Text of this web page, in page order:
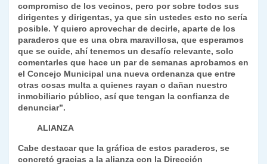
compromiso de los vecinos, pero por sobre todos sus
dirigentes y dirigentas, ya que sin ustedes esto no sería
posible. Y quiero aprovechar de decirle, aparte de los
paraderos que es una obra maravillosa, que esperamos
que se cuide, ahí tenemos un desafío relevante, solo
comentarles que hace un par de semanas aprobamos en
el Concejo Municipal una nueva ordenanza que entre
otras cosas multa a quienes rayan o dañan nuestro
inmobiliario público, así que tengan la confianza de
denunciar”.
ALIANZA
Cabe destacar que la gráfica de estos paraderos, se
concretó gracias a la alianza con la Dirección